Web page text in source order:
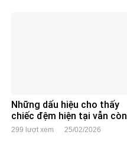
Những dấu hiệu cho thấy
chiếc đệm hiện tại vẫn còn
dùng tốt
299 lượt xem 25/02/2026